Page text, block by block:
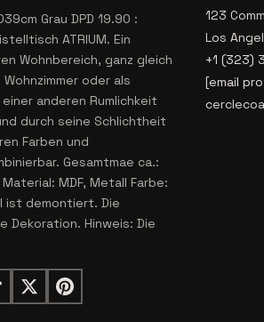
Grau DPD 19.90 :
ATRIUM. Ein
Wohnbereich, ganz gleich
oder als
anderen Rumlichkeit
durch seine Schlichtheit
Farben und
Gesamtmae ca.:
MDF, Metall Farbe:
ist demontiert. Die
Dekoration. Hinweis: Die
123
Los
+1 (323)
[email